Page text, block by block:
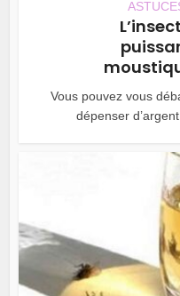
Vous pouvez vous
dépenser